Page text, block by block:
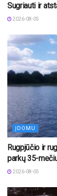
Sugriauti ir
2026-08-05
ĮDOMU
Rugpjūčio ir
parkų 35-
2026-08-05